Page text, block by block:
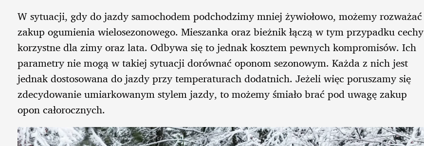
W sytuacji, gdy do jazdy samochodem podchodzimy mniej żywiołowo, możemy rozważać
zakup ogumienia wielosezonowego. Mieszanka oraz bieżnik łączą w tym przypadku cechy
korzystne dla zimy oraz lata. Odbywa się to jednak kosztem pewnych kompromisów. Ich
parametry nie mogą w takiej sytuacji dorównać oponom sezonowym. Każda z nich jest
jednak dostosowana do jazdy przy temperaturach dodatnich. Jeżeli więc poruszamy się
zdecydowanie umiarkowanym stylem jazdy, to możemy śmiało brać pod uwagę zakup
opon całorocznych.